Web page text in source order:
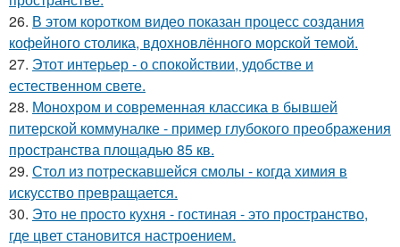
26. В этом коротком видео показан процесс создания
кофейного столика, вдохновлённого морской темой.
27. Этот интерьер - о спокойствии, удобстве и
естественном свете.
28. Монохром и современная классика в бывшей
питерской коммуналке - пример глубокого преображения
пространства площадью 85 кв.
29. Стол из потрескавшейся смолы - когда химия в
искусство превращается.
30. Это не просто кухня - гостиная - это пространство,
где цвет становится настроением.